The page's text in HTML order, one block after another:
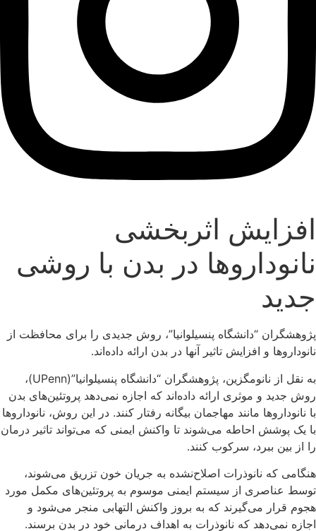
افزایش اثربخشی
نانوداروها در بدن با روشی
جدید
پژوهشگران “دانشگاه پنسیلوانیا”، روش جدیدی را برای محافظت از
نانوداروها و افزایش تاثیر آنها در بدن ارائه داده‌اند.
به نقل از نانومگزین، پژوهشگران “دانشگاه پنسیلوانیا”(UPenn)،
روش جدید و موثری ارائه داده‌اند که اجازه نمی‌دهد پروتئین‌های بدن
با نانوداروها مانند مهاجمان بیگانه رفتار کنند. در این روش، نانوداروها
با یک پوشش احاطه می‌شوند تا واکنش ایمنی که می‌تواند تاثیر درمان
را از بین ببرد، سرکوب کنند.
هنگامی که نانوذرات اصلاح‌نشده به جریان خون تزریق می‌شوند،
توسط عناصری از سیستم ایمنی موسوم به پروتئین‌های مکمل مورد
هجوم قرار می‌گیرند که به بروز واکنش التهابی منجر می‌شود و
اجازه نمی‌دهد که نانوذرات به اهداف درمانی خود در بدن برسند.